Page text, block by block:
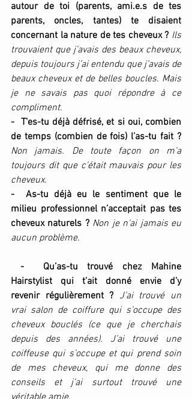
autour de toi (parents, ami.e.s de tes
parents, oncles, tantes) te disaient
concernant la nature de tes cheveux ? Ils
trouvaient que j’avais des beaux cheveux,
depuis toujours j’ai entendu que j’avais de
beaux cheveux et de belles boucles. Mais
je ne savais pas quoi répondre à ce
compliment.
-  T’es-tu déjà défrisé, et si oui, combien
de temps (combien de fois) l’as-tu fait ?
Non jamais. De toute façon on m’a
toujours dit que c’était mauvais pour les
cheveux.
-  As-tu déjà eu le sentiment que le
milieu professionnel n’acceptait pas tes
cheveux naturels ? Non je n’ai jamais eu
aucun problème.
-  Qu’as-tu trouvé chez Mahine
Hairstylist qui t’ait donné envie d’y
revenir régulièrement ? J’ai trouvé un
vrai salon de coiffure qui s’occupe des
cheveux bouclés (ce que je cherchais
depuis des années). J’ai trouvé une
coiffeuse qui s’occupe et qui prend soin
de mes cheveux, qui me donne des
conseils et j’ai surtout trouvé une